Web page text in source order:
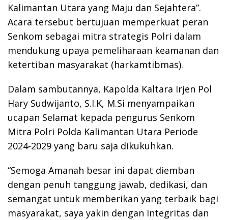
Kalimantan Utara yang Maju dan Sejahtera”.
Acara tersebut bertujuan memperkuat peran
Senkom sebagai mitra strategis Polri dalam
mendukung upaya pemeliharaan keamanan dan
ketertiban masyarakat (harkamtibmas).
Dalam sambutannya, Kapolda Kaltara Irjen Pol
Hary Sudwijanto, S.I.K, M.Si menyampaikan
ucapan Selamat kepada pengurus Senkom
Mitra Polri Polda Kalimantan Utara Periode
2024-2029 yang baru saja dikukuhkan.
“Semoga Amanah besar ini dapat diemban
dengan penuh tanggung jawab, dedikasi, dan
semangat untuk memberikan yang terbaik bagi
masyarakat, saya yakin dengan Integritas dan